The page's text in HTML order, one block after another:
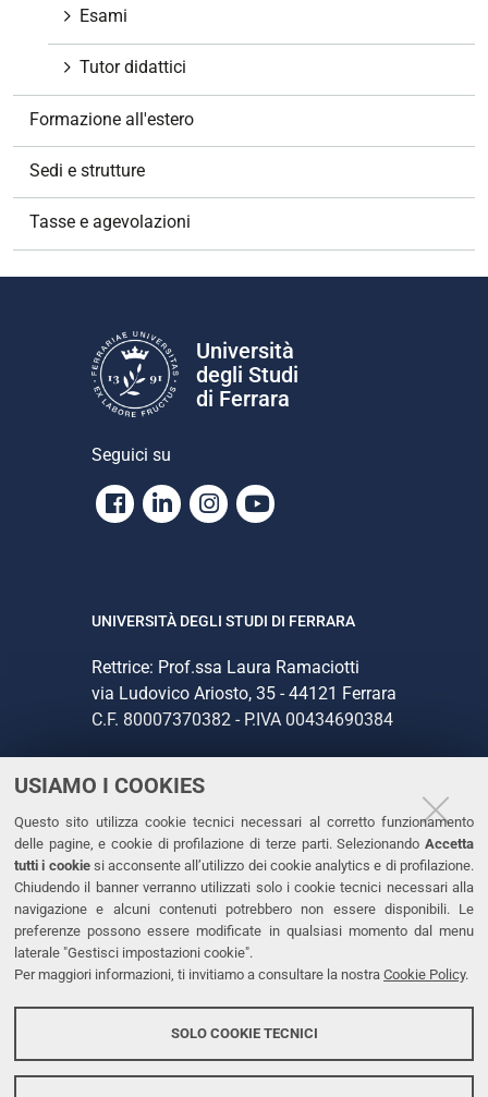
USIAMO I COOKIES
Questo sito utilizza cookie tecnici necessari al corretto funzionamento
delle pagine, e cookie di profilazione di terze parti. Selezionando Accetta
tutti i cookiesi acconsente all’utilizzo dei cookie analytics e di profilazione.
Chiudendo il banner verranno utilizzati solo i cookie tecnici necessari alla
navigazione e alcuni contenuti potrebbero non essere disponibili. Le
preferenze possono essere modificate in qualsiasi momento dal menu
laterale "Gestisci impostazioni cookie".
Per maggiori informazioni, ti invitiamo a consultare la nostra Cookie Policy.
SOLO COOKIE TECNICI
Esami
Tutor didattici
Formazione all'estero
Sedi e strutture
Tasse e agevolazioni
Università
degli Studi
di Ferrara
Seguici su
Facebook
LinkedinInstagram
Youtube
UNIVERSITÀ DEGLI STUDI DI FERRARA
Rettrice: Prof.ssa Laura Ramaciotti
via Ludovico Ariosto, 35 - 44121 Ferrara
C.F. 80007370382 - P.IVA 00434690384
CONTATTI
Tel. +39 0532 293111
Fax. +39 0532 293031
PEC
LINKS
Dichiarazione di accessibilità
Protezione dati personali